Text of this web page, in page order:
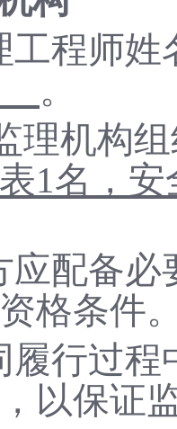
工程师姓
。
理机构
1名，
应配备
格条件
履行过
以保证